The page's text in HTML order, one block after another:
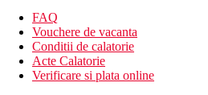
FAQ
Vouchere de vacanta
Conditii de calatorie
Acte Calatorie
Verificare si plata online